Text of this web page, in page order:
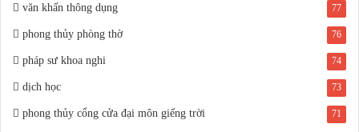
văn khấn thông dụng 77
phong thủy phòng thờ 76
pháp sư khoa nghi 74
dịch học 73
phong thủy cổng cửa đại môn giếng trời 71